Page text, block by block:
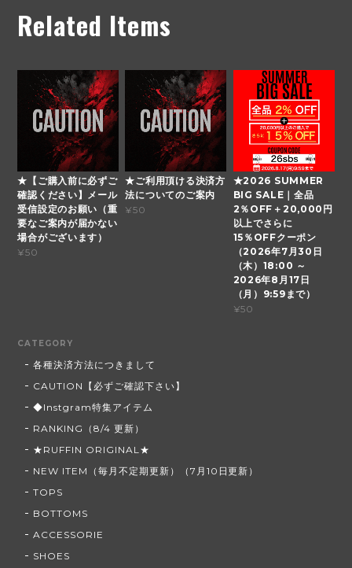
Related Items
★【ご購入前に必ずご
確認ください】メール
受信設定のお願い（重
要なご案内が届かない
場合がございます）
¥50
★ご利用頂ける決済方
法についてのご案内
¥50
★2026 SUMMER
BIG SALE｜全品
2％OFF＋20,000円
以上でさらに
15％OFFクーポン
（2026年7月30日
（木）18:00 ～
2026年8月17日
（月）9:59まで）
¥50
CATEGORY
各種決済方法につきまして
CAUTION【必ずご確認下さい】
◆Instgram特集アイテム
RANKING（8/4 更新）
★RUFFIN ORIGINAL★
NEW ITEM（毎月不定期更新）（7月10日更新）
TOPS
BOTTOMS
ACCESSORIE
SHOES